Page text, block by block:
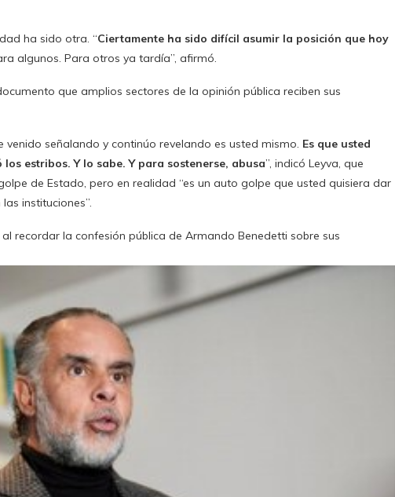
ha sido otra. “Ciertamente ha sido difícil asumir la posición que hoy
algunos. Para otros ya tardía”, afirmó.
que amplios sectores de la opinión pública reciben sus
señalando y continúo revelando es usted mismo. Es que usted
estribos. Y lo sabe. Y para sostenerse, abusa”, indicó Leyva, que
de Estado, pero en realidad “es un auto golpe que usted quisiera dar
instituciones”.
recordar la confesión pública de Armando Benedetti sobre sus